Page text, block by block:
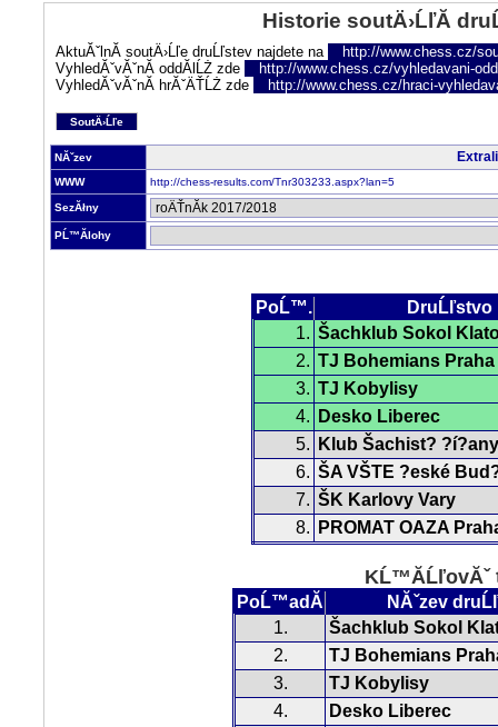
Historie soutÄ›ĹľĂ­
AktuĂˇlnĂ­ soutÄ›Ĺľe druĹľstev najdete na
http://www.chess.cz/
VyhledĂˇvĂˇnĂ­ oddĂ­lĹŻ zde
http://www.chess.cz/vyhledavani-
VyhledĂˇvĂˇnĂ­ hrĂˇÄŤĹŻ zde
http://www.chess.cz/hraci-
SoutÄ›Ĺľe
NĂˇzev
WWW http://chess-results.com/Tnr303233.aspx?lan=5
SezĂłny
PĹ™Ă­lohy
PoĹ™.
DruĹľstvo
1. Šachklub Sokol
2. TJ Bohemians Praha
3. TJ Kobylisy
4.
Desko Liberec
5.
Klub Šachist?
6. ŠA VŠTE ?eské
7. ŠK Karlovy Vary
8.
PROMAT OAZA
KĹ™Ă­ĹľovĂˇ
PoĹ™adĂ­
NĂˇzev
1.
Šachklub Sokol
2.
TJ Bohemians
3.
TJ Kobylisy
4.
Desko Liberec